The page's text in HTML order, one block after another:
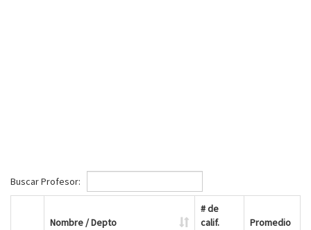
Buscar Profesor:
Nombre / Depto
# de
calif.
Promedio